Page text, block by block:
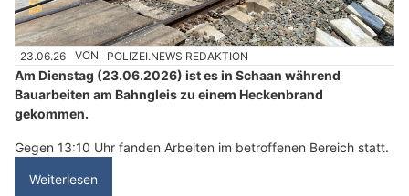
23.06.26 VON POLIZEI.NEWS REDAKTION
Am Dienstag (23.06.2026) ist es in Schaan während
Bauarbeiten am Bahngleis zu einem Heckenbrand
gekommen.
Gegen 13:10 Uhr fanden Arbeiten im betroffenen Bereich statt.
Weiterlesen